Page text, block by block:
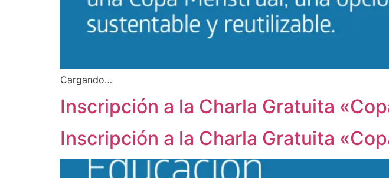
Cargando…
Inscripción a la Charla Gratuita
Inscripción a la Charla Gratuita